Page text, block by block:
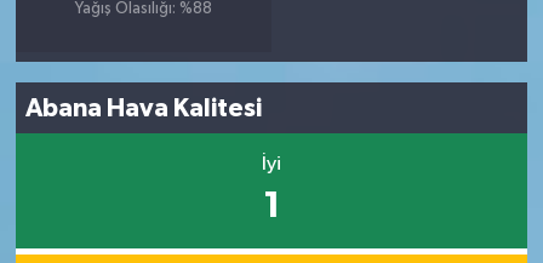
Yağış Olasılığı: %88
Abana Hava Kalitesi
İyi
1